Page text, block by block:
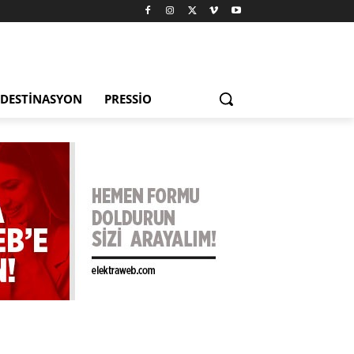
DESTINASYON PRESSIO